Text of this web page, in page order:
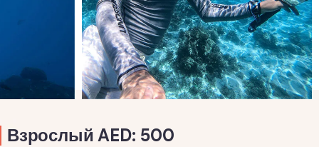
Взрослый AED: 500